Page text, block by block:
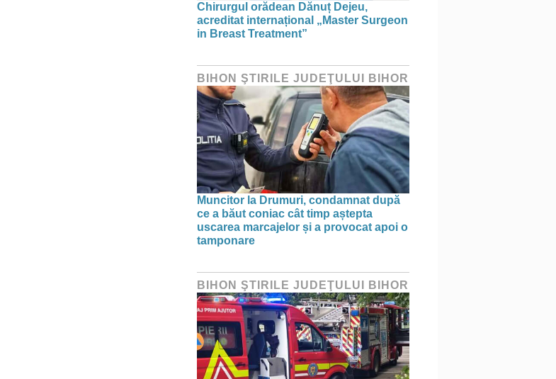
Chirurgul orădean Dănuț Dejeu,
acreditat internațional „Master Surgeon
in Breast Treatment”
BIHON ŞTIRILE JUDEŢULUI BIHOR
Muncitor la Drumuri, condamnat după
ce a băut coniac cât timp aștepta
uscarea marcajelor și a provocat apoi o
tamponare
BIHON ŞTIRILE JUDEŢULUI BIHOR